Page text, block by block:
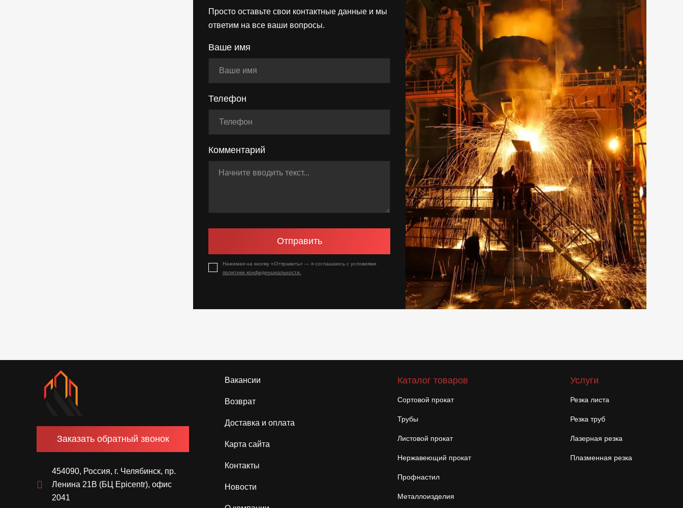
Просто оставьте свои контактные данные и мы
ответим на все ваши вопросы.
Ваше имя
Телефон
Комментарий
Отправить
Нажимая на кнопку «Отправить» — я соглашаюсь с условиями
политики конфиденциальности.
Заказать обратный звонок
454090, Россия, г. Челябинск, пр.
Ленина 21В (БЦ Epicentr), офис
2041
Вакансии
Возврат
Доставка и оплата
Карта сайта
Контакты
Новости
Каталог товаров
Сортовой прокат
Трубы
Листовой прокат
Нержавеющий прокат
Профнастил
Металлоизделия
Услуги
Резка листа
Резка труб
Лазерная резка
Плазменная резка